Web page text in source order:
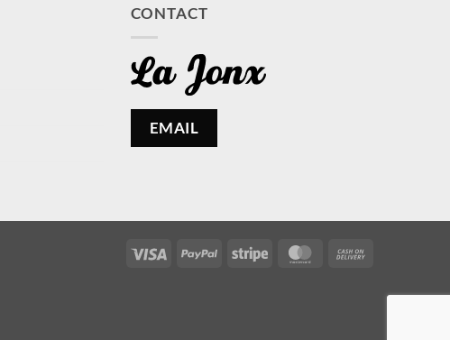
CONTACT
EMAIL
Visa PayPal Stripe MasterCard
Delivery